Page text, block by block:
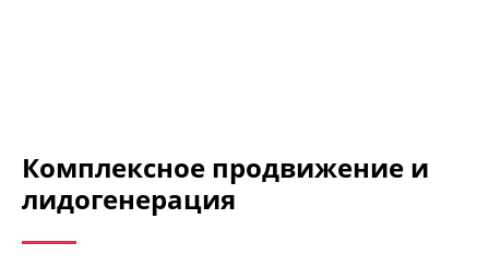
Комплексное продвижение и
лидогенерация